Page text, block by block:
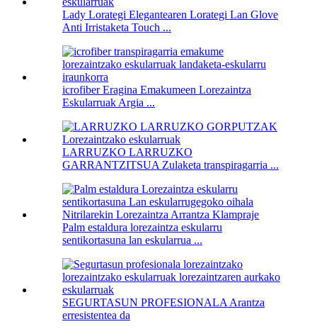
Lady Lorategi Elegantearen Lorategi Lan Glove
Anti Irristaketa Touch ...
icrofiber Eragina Emakumeen Lorezaintza
Eskularruak Argia ...
LARRUZKO LARRUZKO
GARRANTZITSUA Zulaketa transpiragarria ...
Palm estaldura lorezaintza eskularru
sentikortasuna lan eskularrua ...
SEGURTASUN PROFESIONALA Arantza
erresistentea da